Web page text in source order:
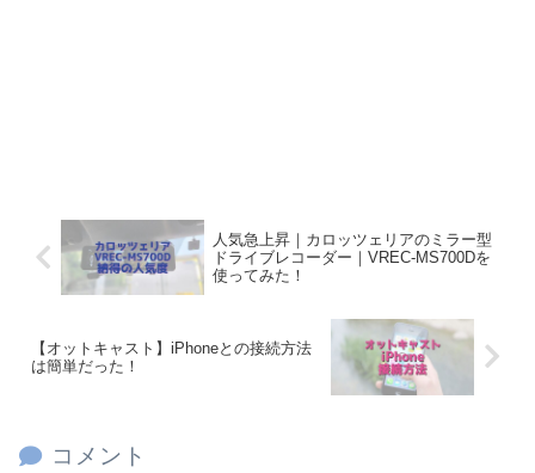
人気急上昇｜カロッツェリアのミラー型
ドライブレコーダー｜VREC-MS700Dを
使ってみた！
【オットキャスト】iPhoneとの接続方法
は簡単だった！
コメント